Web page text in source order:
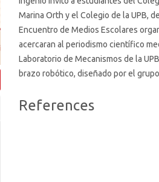
Marina Orth y el Colegio de la UPB,
Encuentro de Medios Escolares
acercaran al periodismo científico
Laboratorio de Mecanismos de la
brazo robótico, diseñado por el
Article
References